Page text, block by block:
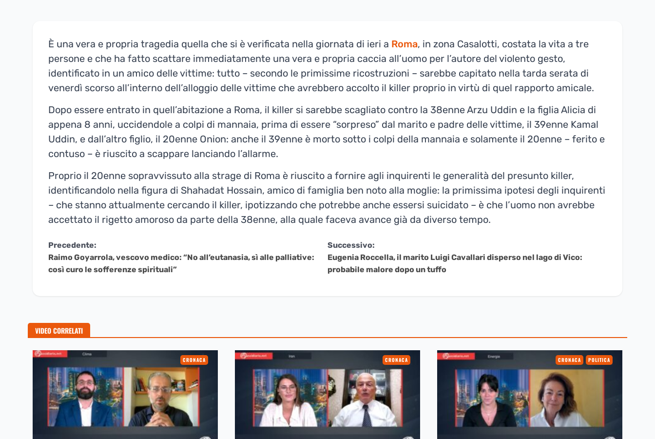
È una vera e propria tragedia quella che si è verificata nella giornata di ieri a Roma, in zona Casalotti, costata la vita a tre
persone e che ha fatto scattare immediatamente una vera e propria caccia all’uomo per l’autore del violento gesto,
identificato in un amico delle vittime: tutto – secondo le primissime ricostruzioni – sarebbe capitato nella tarda serata di
venerdì scorso all’interno dell’alloggio delle vittime che avrebbero accolto il killer proprio in virtù di quel rapporto amicale.
Dopo essere entrato in quell’abitazione a Roma, il killer si sarebbe scagliato contro la 38enne Arzu Uddin e la figlia Alicia di
appena 8 anni, uccidendole a colpi di mannaia, prima di essere “sorpreso” dal marito e padre delle vittime, il 39enne Kamal
Uddin, e dall’altro figlio, il 20enne Onion: anche il 39enne è morto sotto i colpi della mannaia e solamente il 20enne – ferito e
contuso – è riuscito a scappare lanciando l’allarme.
Proprio il 20enne sopravvissuto alla strage di Roma è riuscito a fornire agli inquirenti le generalità del presunto killer,
identificandolo nella figura di Shahadat Hossain, amico di famiglia ben noto alla moglie: la primissima ipotesi degli inquirenti
– che stanno attualmente cercando il killer, ipotizzando che potrebbe anche essersi suicidato – è che l’uomo non avrebbe
accettato il rigetto amoroso da parte della 38enne, alla quale faceva avance già da diverso tempo.
Continua
a
Precedente:
Raimo Goyarrola, vescovo medico: “No all’eutanasia, sì alle palliative:
così curo le sofferenze spirituali”
Successivo:
Eugenia Roccella, il marito Luigi Cavallari disperso nel lago di Vico:
probabile malore dopo un tuffo
VIDEO CORRELATI
CRONACA CRONACA CRONACA POLITICA